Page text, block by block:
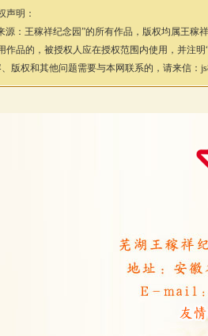
声明：
源： 王稼祥纪念园”的所有作品，版权均属王稼
作品的，被授权人应在授权范围内使用，并注明
版权和其他问题需要与本网联系的，请来信：